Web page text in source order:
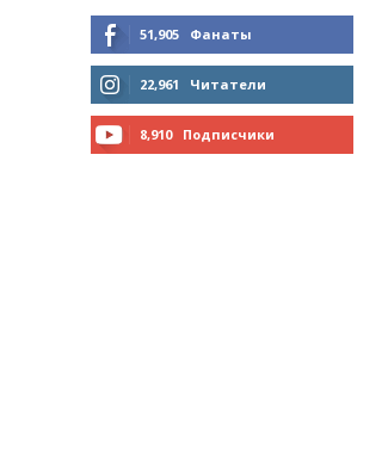
51,905 Фанаты
МНЕ НРАВИТСЯ
22,961 Читатели
8,910 Подписчики